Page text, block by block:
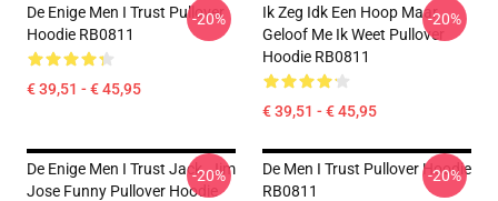
De Enige Men I Trust Pullover
Hoodie RB0811
€ 39,51 - € 45,95
-20%
Ik Zeg Idk Een Hoop Maar
Geloof Me Ik Weet Pullover
Hoodie RB0811
€ 39,51 - € 45,95
-20%
De Enige Men I Trust Jack. Jim
Jose Funny Pullover Hoodie
-20%
De Men I Trust Pullover Hoodie
RB0811
-20%